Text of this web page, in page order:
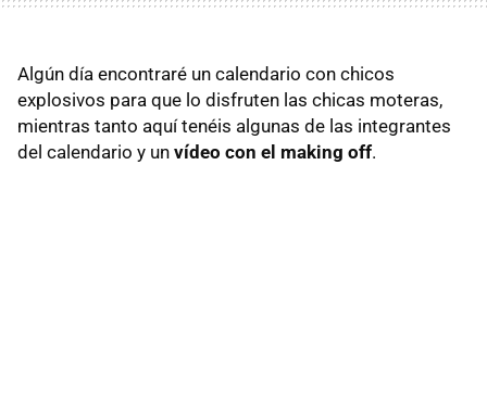
Algún día encontraré un calendario con chicos
explosivos para que lo disfruten las chicas moteras,
mientras tanto aquí tenéis algunas de las integrantes
del calendario y un vídeo con el making off.